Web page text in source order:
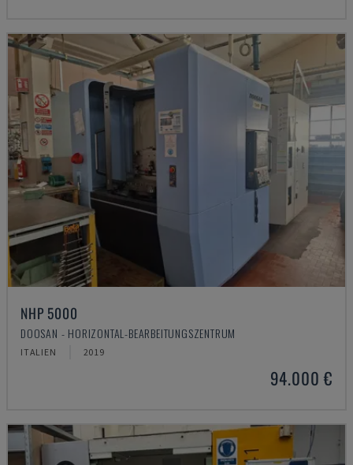
NHP 5000
DOOSAN - HORIZONTAL-BEARBEITUNGSZENTRUM
ITALIEN 2019
94.000 €